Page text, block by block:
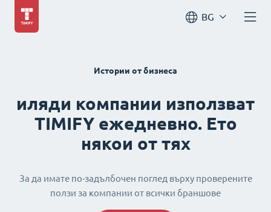
BG
Истории от бизнеса
иляди компании използват
TIMIFY ежедневно. Ето
някои от тях
За да имате по-задълбочен поглед върху проверените
ползи за компании от всички браншове